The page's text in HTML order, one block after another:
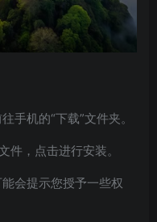
手机的“下载”文件夹。
件，点击进行安装。
会提示您授予一些权